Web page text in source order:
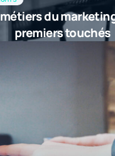
métiers du
premiers touchés